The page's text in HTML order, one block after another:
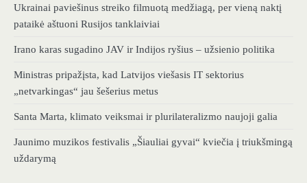
Ukrainai paviešinus streiko filmuotą medžiagą, per vieną naktį
pataikė aštuoni Rusijos tanklaiviai
Irano karas sugadino JAV ir Indijos ryšius – užsienio politika
Ministras pripažįsta, kad Latvijos viešasis IT sektorius
„netvarkingas“ jau šešerius metus
Santa Marta, klimato veiksmai ir plurilateralizmo naujoji galia
Jaunimo muzikos festivalis „Šiauliai gyvai“ kviečia į triukšmingą
uždarymą